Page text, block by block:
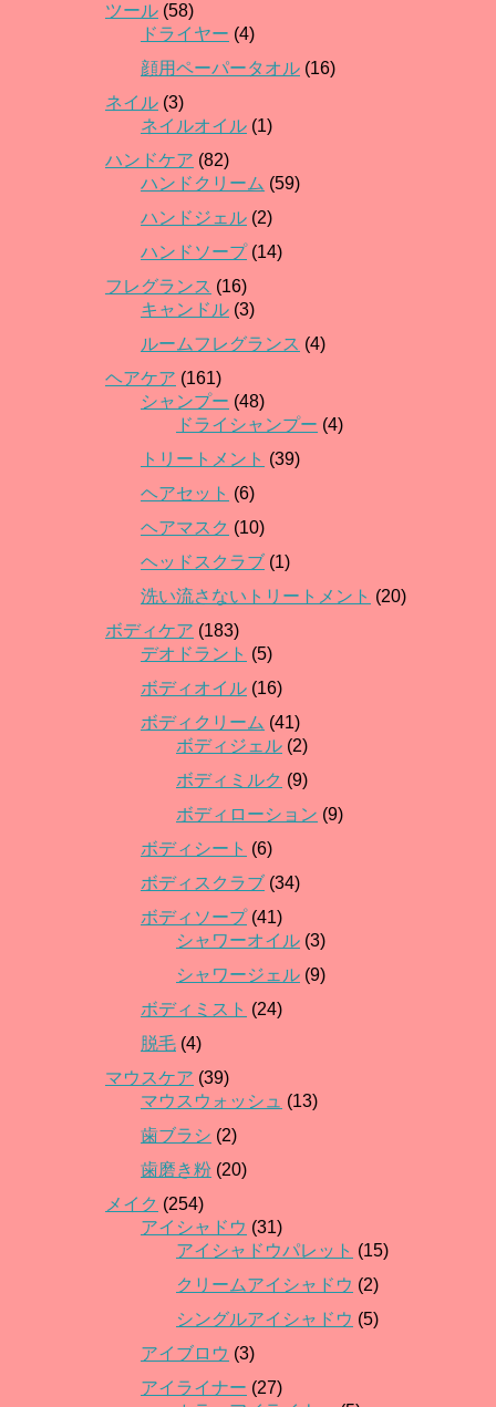
ツール (58)
ドライヤー (4)
顔用ペーパータオル (16)
ネイル (3)
ネイルオイル (1)
ハンドケア (82)
ハンドクリーム (59)
ハンドジェル (2)
ハンドソープ(14)
フレグランス (16)
キャンドル (3)
ルームフレグランス (4)
ヘアケア (161)
シャンプー (48)
ドライシャンプー (4)
トリートメント (39)
ヘアセット (6)
ヘアマスク (10)
ヘッドスクラブ (1)
洗い流さないトリートメント (20)
ボディケア (183)
デオドラント (5)
ボディオイル (16)
ボディクリーム (41)
ボディジェル (2)
ボディミルク (9)
ボディローション (9)
ボディシート (6)
ボディスクラブ (34)
ボディソープ(41)
シャワーオイル (3)
シャワージェル (9)
ボディミスト (24)
脱毛 (4)
マウスケア (39)
マウスウォッシュ (13)
歯ブラシ (2)
歯磨き粉 (20)
メイク (254)
アイシャドウ (31)
アイシャドウパレット (15)
クリームアイシャドウ (2)
シングルアイシャドウ (5)
アイブロウ (3)
アイライナー (27)